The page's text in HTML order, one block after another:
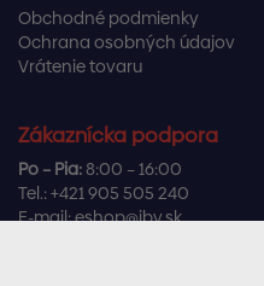
Obchodné podmienky
Ochrana osobných údajov
Vrátenie tovaru
Zákaznícka podpora
Po – Pia:8:00 – 16:00
Tel.: +421 905 505 240
E-mail:eshop@ibv.sk